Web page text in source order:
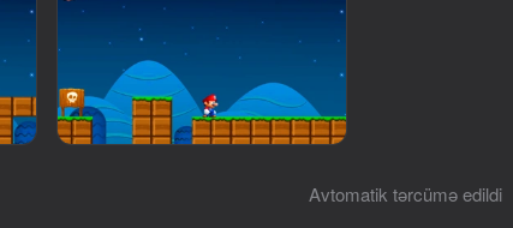
6+
Avtomatik tərcümə edildi